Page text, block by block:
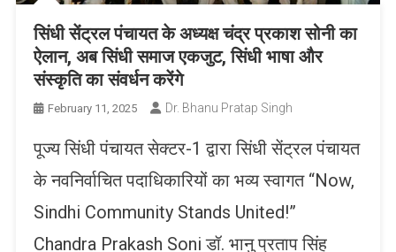
सिंधी सेंट्रल पंचायत के अध्यक्ष चंद्र प्रकाश सोनी का
ऐलान, अब सिंधी समाज एकजुट, सिंधी भाषा और
संस्कृति का संवर्धन करेंगे
February 11, 2025 Dr. Bhanu Pratap Singh
पूज्य सिंधी पंचायत सेक्टर-1 द्वारा सिंधी सेंट्रल पंचायत
के नवनिर्वाचित पदाधिकारियों का भव्य स्वागत “Now,
Sindhi Community Stands United!”
Chandra Prakash Soni डॉ. भानु प्रताप सिंह